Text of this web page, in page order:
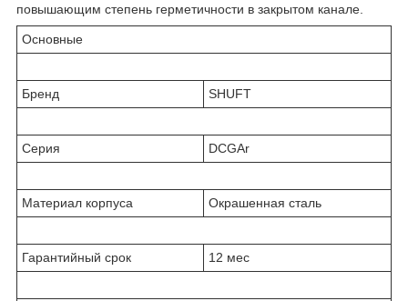
повышающим степень герметичности в закрытом канале.
Основные
Бренд SHUFT
Серия DCGAr
Материал корпуса Окрашенная сталь
Гарантийный срок 12 мес